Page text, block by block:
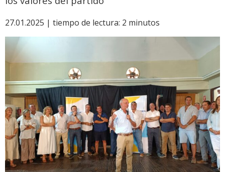
27.01.2025 | tiempo de lectura: 2 minutos